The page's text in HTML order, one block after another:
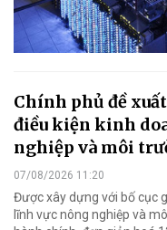
Chính phủ đề
điều kiện kinh
nghiệp và môi
07/08/2026 11:20
Được xây dựng với bố cục
lĩnh vực nông nghiệp và